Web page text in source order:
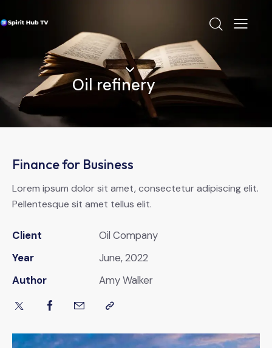
Oil refinery
Finance for Business
Lorem ipsum dolor sit amet, consectetur adipiscing elit.
Pellentesque sit amet tellus elit.
Client
Oil Company
Year
June, 2022
Author
Amy Walker